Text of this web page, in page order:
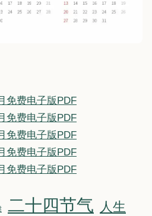
免费电子版PDF
免费电子版PDF
免费电子版PDF
免费电子版PDF
免费电子版PDF
二十四节气 人生